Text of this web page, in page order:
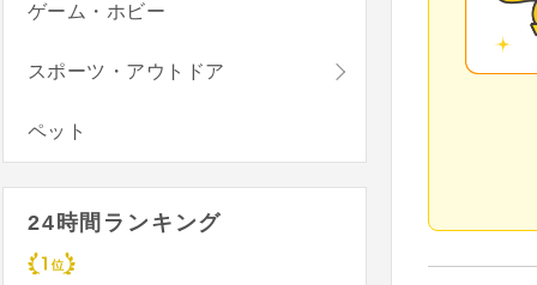
ゲーム・ホビー
スポーツ・アウトドア
ペット
24時間ランキング